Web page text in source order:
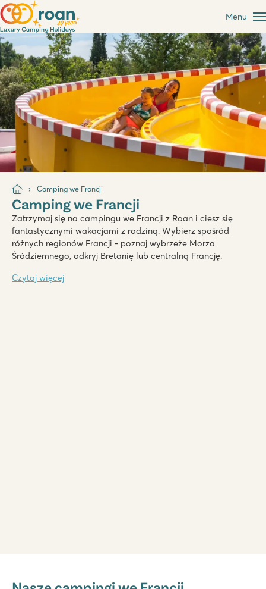
Menu
Camping we Francji
Camping we Francji
Zatrzymaj się na campingu we Francji z Roan i ciesz się
fantastycznymi wakacjami z rodziną. Wybierz spośród
różnych regionów Francji - poznaj wybrzeże Morza
Śródziemnego, odkryj Bretanię lub centralną Francję.
Czytaj więcej
Francja - Północna Francja - Pikardia - Berny Rivière